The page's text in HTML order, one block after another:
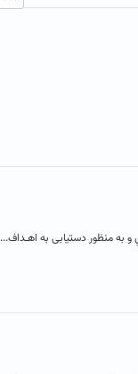
و به منظور دستیابی به اهـداف...